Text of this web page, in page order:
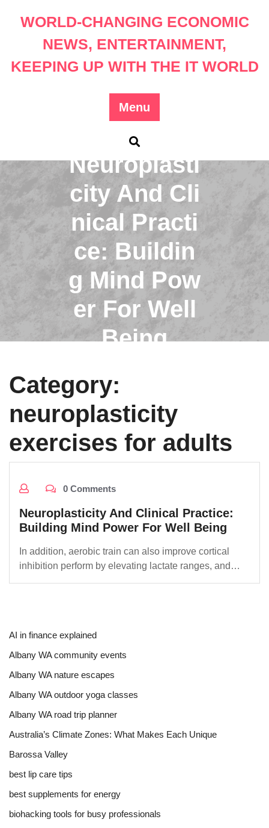
WORLD-CHANGING ECONOMIC
NEWS, ENTERTAINMENT,
KEEPING UP WITH THE IT WORLD
Menu
Neuroplasti
city And Cli
nical Practi
ce: Buildin
g Mind Pow
er For Well
Being
Category:
neuroplasticity
exercises for adults
0 Comments
Neuroplasticity And Clinical Practice:
Building Mind Power For Well Being
In addition, aerobic train can also improve cortical
inhibition perform by elevating lactate ranges, and…
AI in finance explained
Albany WA community events
Albany WA nature escapes
Albany WA outdoor yoga classes
Albany WA road trip planner
Australia’s Climate Zones: What Makes Each Unique
Barossa Valley
best lip care tips
best supplements for energy
biohacking tools for busy professionals